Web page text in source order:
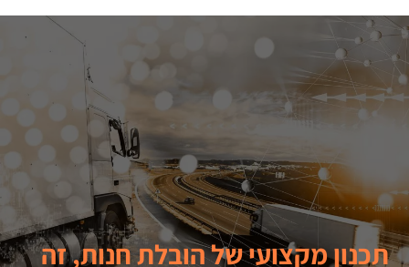
תכנון מקצועי של הובלת חנות, זה